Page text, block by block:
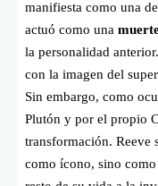
manifiesta como una
actuó como una
la personalidad
con la imagen del
Sin embargo, como
Plutón y por el propio
transformación. Reeve
como ícono, sino como